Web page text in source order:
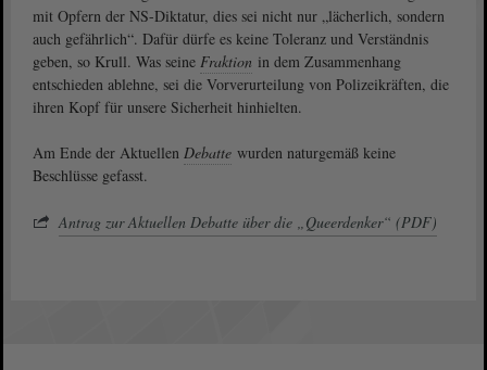
mit Opfern der NS-Diktatur, dies sei nicht nur „lächerlich, sondern
auch gefährlich“. Dafür dürfe es keine Toleranz und Verständnis
geben, so Krull. Was seine Fraktion in dem Zusammenhang
entschieden ablehne, sei die Vorverurteilung von Polizeikräften, die
ihren Kopf für unsere Sicherheit hinhielten.
Am Ende der Aktuellen Debatte wurden naturgemäß keine
Beschlüsse gefasst.
Antrag zur Aktuellen Debatte über die „Queerdenker“ (PDF)